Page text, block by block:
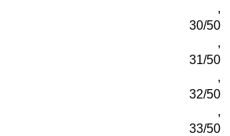
,
30/50
,
31/50
,
32/50
,
33/50